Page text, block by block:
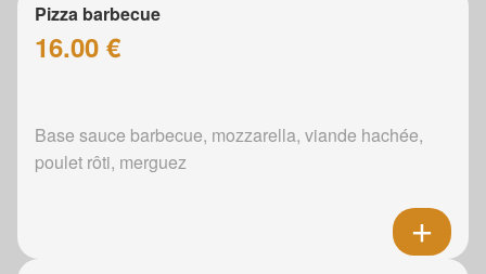
Pizza barbecue
16.00 €
Base sauce barbecue, mozzarella, viande hachée,
poulet rôti, merguez